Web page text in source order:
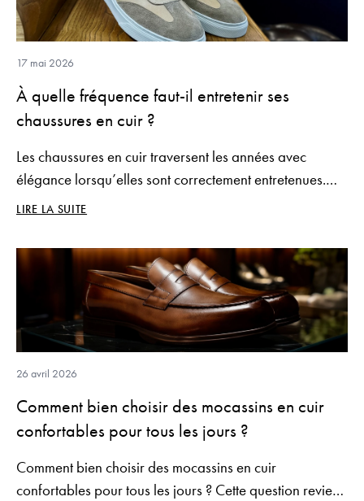
17 mai 2026
À quelle fréquence faut-il entretenir ses
chaussures en cuir ?
Les chaussures en cuir traversent les années avec
élégance lorsqu’elles sont correctement entretenues.
C’est particulièrement vrai pour des modèles premium
proposés par Benson Shoes..
LIRE LA SUITE
26 avril 2026
Comment bien choisir des mocassins en cuir
confortables pour tous les jours ?
Comment bien choisir des mocassins en cuir
confortables pour tous les jours ? Cette question revient